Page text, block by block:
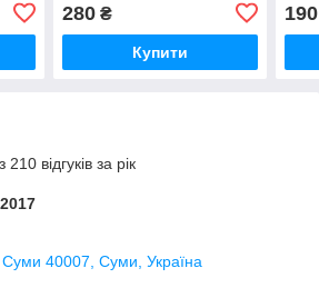
280₴
Купити
190
відгуків за рік
Суми 40007, Суми, Україна